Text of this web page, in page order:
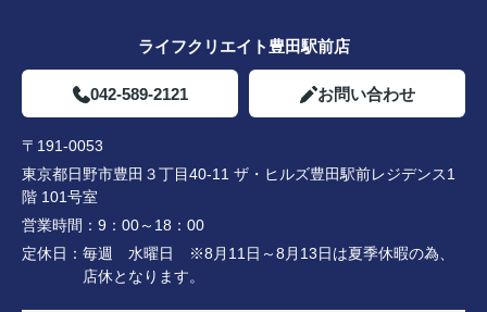
ライフクリエイト豊田駅前店
042-589-2121 お問い合わせ
〒191-0053
東京都日野市豊田３丁目40-11 ザ・ヒルズ豊田駅前レジデンス1
階 101号室
営業時間： 9：00～18：00
定休日： 毎週 水曜日 ※8月11日～8月13日は夏季休暇の為、
店休となります。